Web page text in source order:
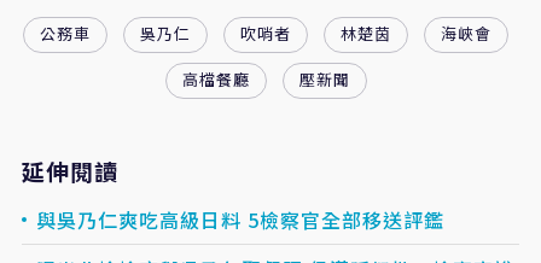
公務車 吳乃仁 吹哨者 林楚茵
海峽會
高檔餐廳
壓新聞
延伸閱讀
與吳乃仁爽吃高級日料 5檢察官全部移送評鑑